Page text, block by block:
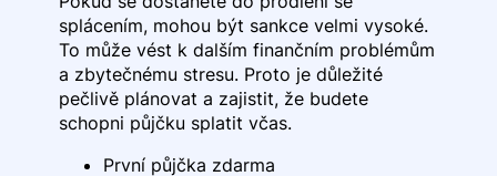
splácením, mohou být sankce velmi vysoké.
To může vést k dalším finančním problémům
a zbytečnému stresu. Proto je důležité
pečlivě plánovat a zajistit, že budete
schopni půjčku splatit včas.
První půjčka zdarma